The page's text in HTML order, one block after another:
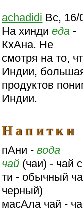
achadidi Вс, 16/
На хиндиеда -
КхАна. Не
смотря на то,
Индии,
продуктов
Индии.
Напитки
пАни -вода
чай (чаи) - чай
ти - обычный
черный)
масАла чай -